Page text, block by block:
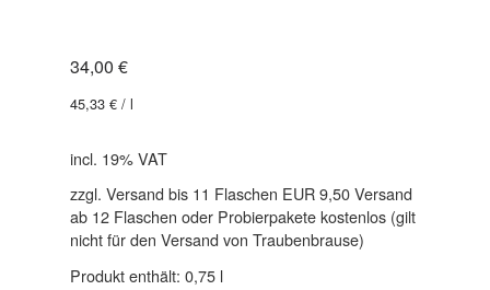
34,00 €
45,33 € / l
incl. 19% VAT
zzgl. Versand bis 11 Flaschen EUR 9,50 Versand
ab 12 Flaschen oder Probierpakete kostenlos (gilt
nicht für den Versand von Traubenbrause)
Produkt enthält: 0,75 l